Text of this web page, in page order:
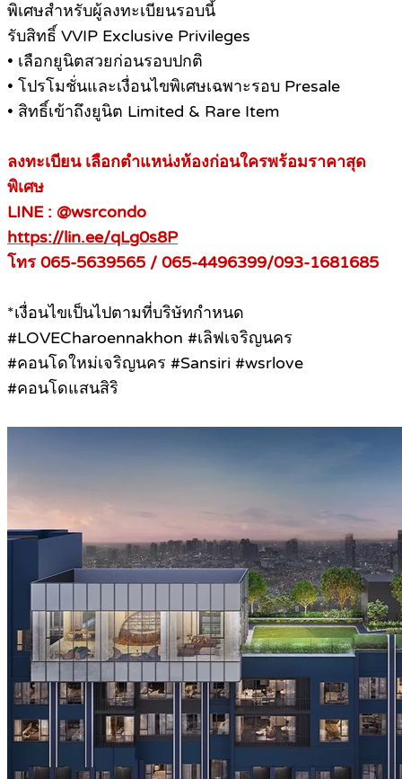
พิเศษสำหรับผู้ลงทะเบียนรอบนี้
รับสิทธิ์ VVIP Exclusive Privileges
• เลือกยูนิตสวยก่อนรอบปกติ
• โปรโมชั่นและเงื่อนไขพิเศษเฉพาะรอบ Presale
• สิทธิ์เข้าถึงยูนิต Limited & Rare Item
ลงทะเบียน เลือกตำแหน่งห้องก่อนใครพร้อมราคาสุด
พิเศษ
LINE : @wsrcondo
https://lin.ee/qLg0s8P
โทร 065-5639565 / 065-4496399/093-1681685
*เงื่อนไขเป็นไปตามที่บริษัทกำหนด
#LOVECharoennakhon #เลิฟเจริญนคร
#คอนโดใหม่เจริญนคร #Sansiri #wsrlove
#คอนโดแสนสิริ